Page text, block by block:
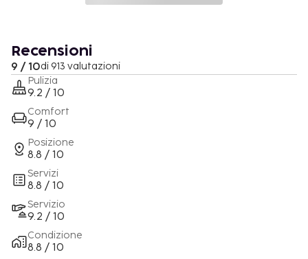
Recensioni
9 / 10di 913 valutazioni
Pulizia
9.2 / 10
Comfort
9 / 10
Posizione
8.8 / 10
Servizi
8.8 / 10
Servizio
9.2 / 10
Condizione
8.8 / 10